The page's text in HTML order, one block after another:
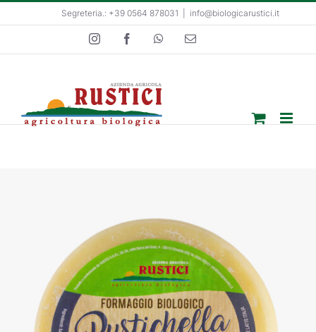
al
Segreteria.: +39 0564 878031 info@biologicarustici.it
InstagramFacebookWhatsApp
Email